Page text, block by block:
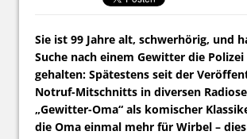
Sie ist 99 Jahre alt, schwerhörig, und
Suche nach einem Gewitter die
gehalten: Spätestens seit der
Notruf-Mitschnitts in diversen
„Gewitter-Oma“ als komischer
die Oma einmal mehr für Wirbel –